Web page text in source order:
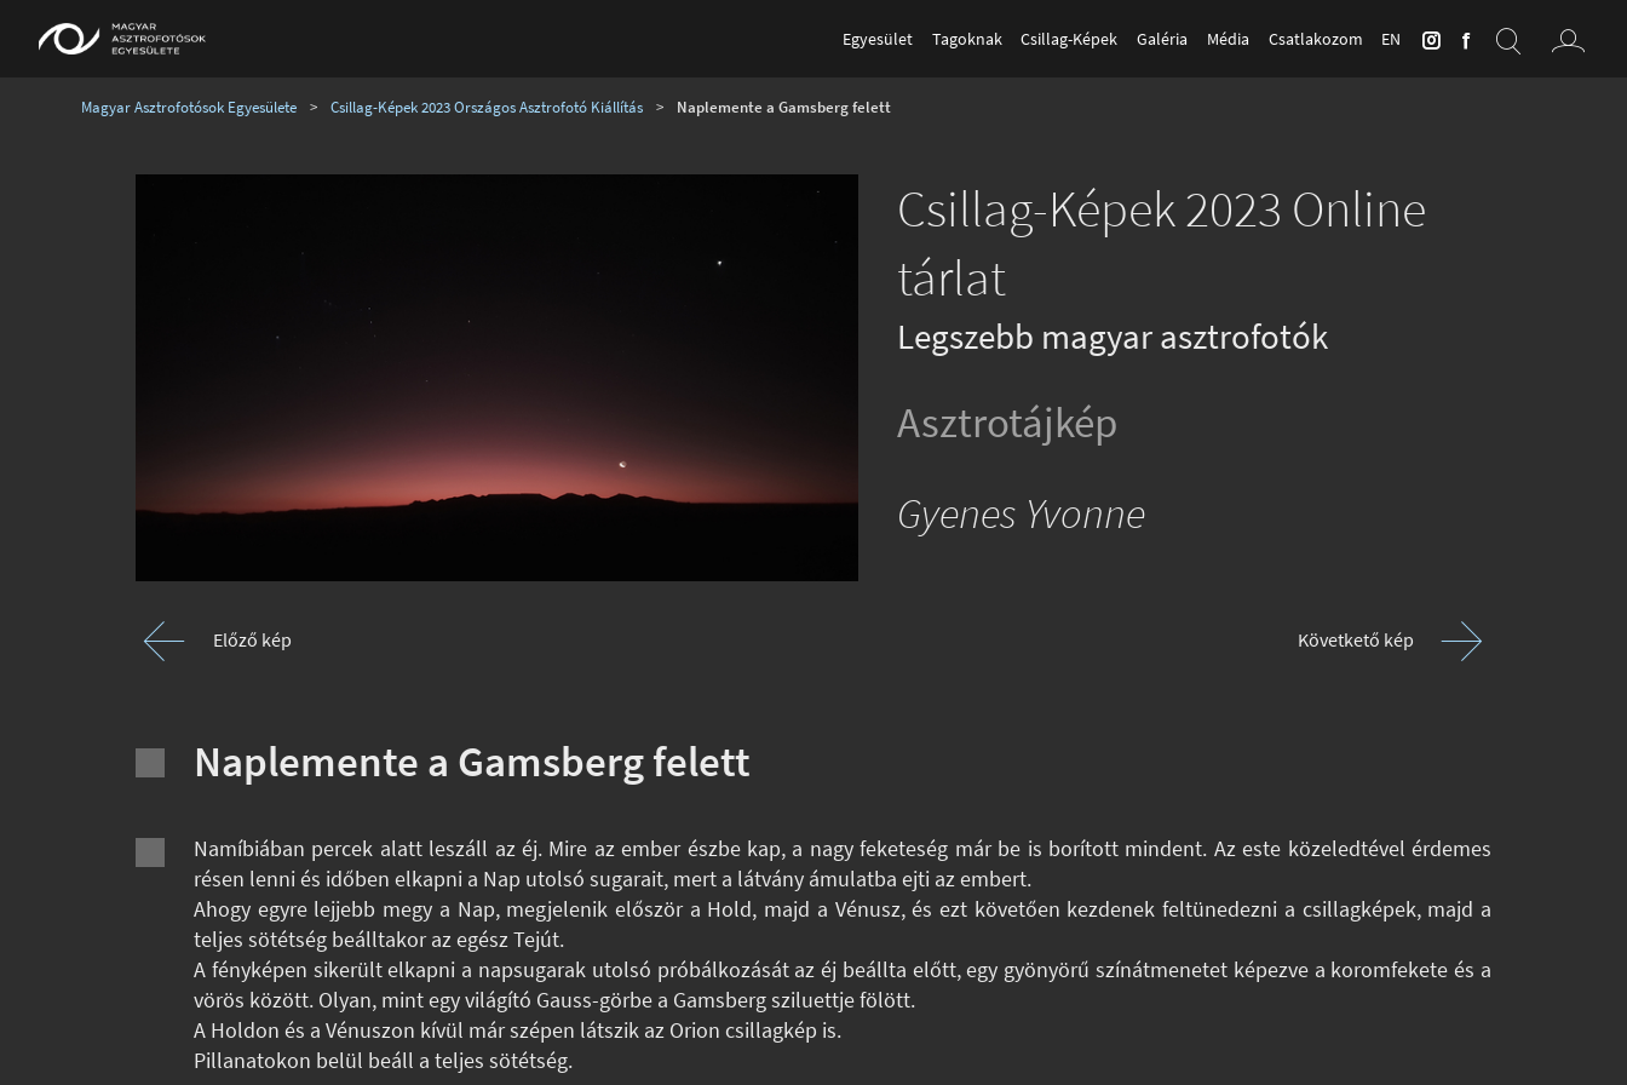
Egyesület Tagoknak Csillag-Képek Galéria Média Csatlakozom EN
Magyar Asztrofotósok Egyesülete > Csillag-Képek 2023 Országos Asztrofotó Kiállítás > Naplemente a Gamsberg felett
Csillag-Képek 2023 Online
tárlat
Legszebb magyar asztrofotók
Asztrotájkép
Gyenes Yvonne
Előző kép Követkető kép
Naplemente a Gamsberg felett
Namíbiában percek alatt leszáll az éj. Mire az ember észbe kap, a nagy feketeség már be is borított mindent. Az este közeledtével érdemes
résen lenni és időben elkapni a Nap utolsó sugarait, mert a látvány ámulatba ejti az embert.
Ahogy egyre lejjebb megy a Nap, megjelenik először a Hold, majd a Vénusz, és ezt követően kezdenek feltünedezni a csillagképek, majd a
teljes sötétség beálltakor az egész Tejút.
A fényképen sikerült elkapni a napsugarak utolsó próbálkozását az éj beállta előtt, egy gyönyörű színátmenetet képezve a koromfekete és a
vörös között. Olyan, mint egy világító Gauss-görbe a Gamsberg sziluettje fölött.
A Holdon és a Vénuszon kívül már szépen látszik az Orion csillagkép is.
Pillanatokon belül beáll a teljes sötétség.